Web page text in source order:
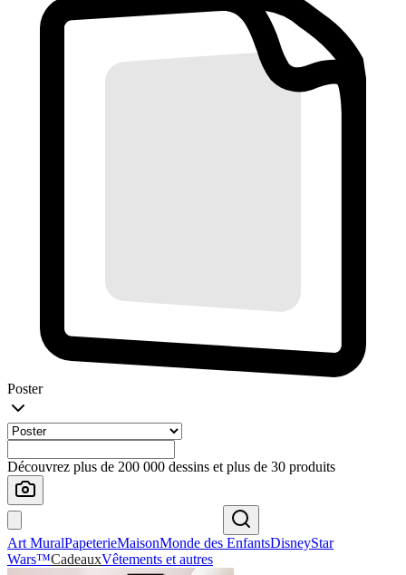
Poster
Découvrez plus de 200 000 dessins et plus de 30 produits
Art MuralPapeterieMaisonMonde des EnfantsDisneyStar
Wars™CadeauxVêtements et autres